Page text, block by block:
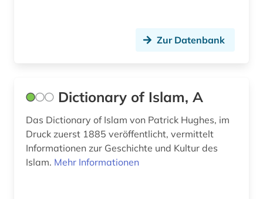
prüfzeugnis (1)
pädagogik (2)
quelle (2)
Zur Datenbank
Dictionary of Islam, A
Das Dictionary of Islam von Patrick Hughes, im
Druck zuerst 1885 veröffentlicht, vermittelt
Informationen zur Geschichte und Kultur des
Islam. Mehr Informationen